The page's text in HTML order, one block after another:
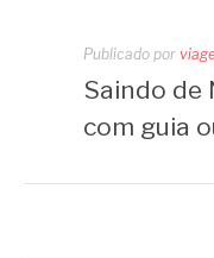
Publicado por
Saindo de
com guia